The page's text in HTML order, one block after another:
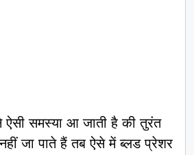
ऐसी समस्या आ जाती है की तुरंत
जा पाते हैं तब ऐसे में ब्लड प्रेशर